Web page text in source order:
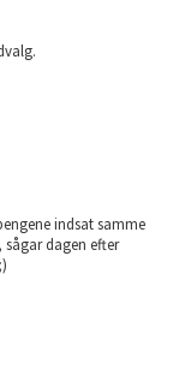
indsat samme
dagen efter